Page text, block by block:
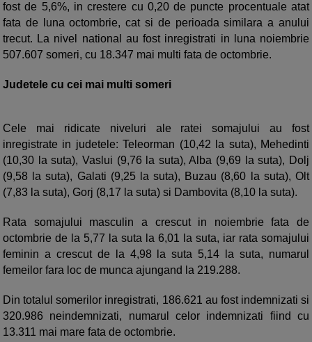
fost de 5,6%, in crestere cu 0,20 de puncte procentuale atat
fata de luna octombrie, cat si de perioada similara a anului
trecut. La nivel national au fost inregistrati in luna noiembrie
507.607 someri, cu 18.347 mai multi fata de octombrie.
Judetele cu cei mai multi someri
Cele mai ridicate niveluri ale ratei somajului au fost
inregistrate in judetele: Teleorman (10,42 la suta), Mehedinti
(10,30 la suta), Vaslui (9,76 la suta), Alba (9,69 la suta), Dolj
(9,58 la suta), Galati (9,25 la suta), Buzau (8,60 la suta), Olt
(7,83 la suta), Gorj (8,17 la suta) si Dambovita (8,10 la suta).
Rata somajului masculin a crescut in noiembrie fata de
octombrie de la 5,77 la suta la 6,01 la suta, iar rata somajului
feminin a crescut de la 4,98 la suta 5,14 la suta, numarul
femeilor fara loc de munca ajungand la 219.288.
Din totalul somerilor inregistrati, 186.621 au fost indemnizati si
320.986 neindemnizati, numarul celor indemnizati fiind cu
13.311 mai mare fata de octombrie.